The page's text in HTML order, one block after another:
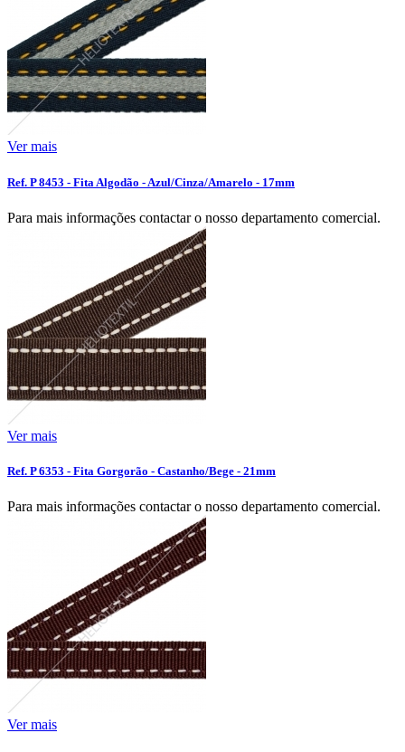
Ver mais
Ref. P 8453 - Fita Algodão - Azul/Cinza/Amarelo - 17mm
Para mais informações contactar o nosso departamento comercial.
Ver mais
Ref. P 6353 - Fita Gorgorão - Castanho/Bege - 21mm
Para mais informações contactar o nosso departamento comercial.
Ver mais